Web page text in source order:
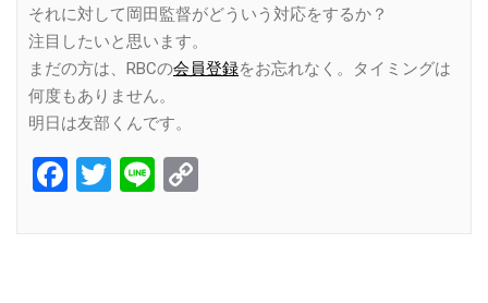
それに対して岡田監督がどういう対応をするか？
注目したいと思います。
まだの方は、RBCの会員登録をお忘れなく。タイミングは
何度もありません。
明日は友部くんです。
Facebook
Twitter
Line